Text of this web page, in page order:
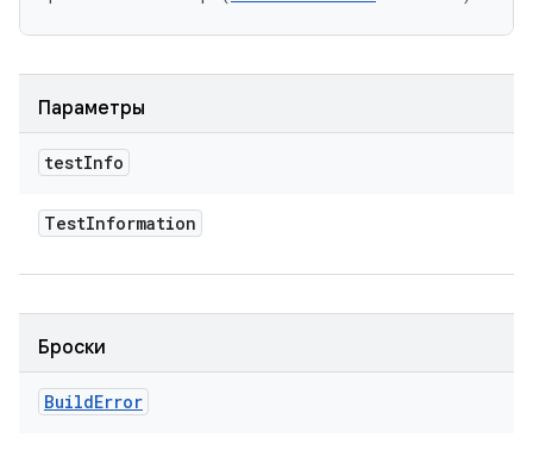
Параметры
testInfo
TestInformation
Броски
BuildError